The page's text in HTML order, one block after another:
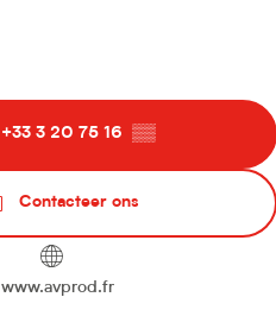
+33 3 20 75 16 ▒▒
Contacteer ons
www.avprod.fr